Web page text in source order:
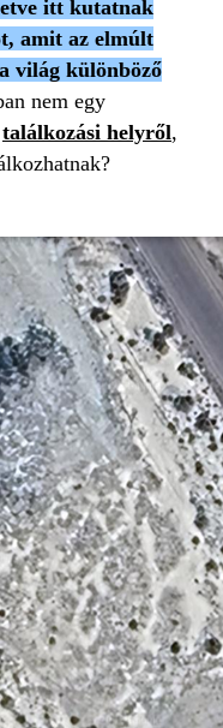
itt kutatnak
amit az elmúlt
világ különböző
nem egy
találkozási helyről,